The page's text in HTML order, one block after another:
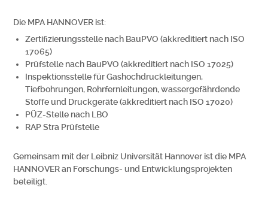
Die MPA HANNOVER ist:
Zertifizierungsstelle nach BauPVO (akkreditiert nach ISO
17065)
Prüfstelle nach BauPVO (akkreditiert nach ISO 17025)
Inspektionsstelle für Gashochdruckleitungen,
Tiefbohrungen, Rohrfernleitungen, wassergefährdende
Stoffe und Druckgeräte (akkreditiert nach ISO 17020)
PÜZ-Stelle nach LBO
RAP Stra Prüfstelle
Gemeinsam mit der Leibniz Universität Hannover ist die MPA
HANNOVER an Forschungs- und Entwicklungsprojekten
beteiligt.